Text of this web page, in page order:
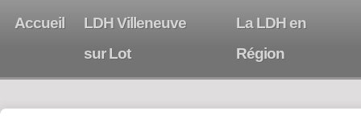
Accueil
LDH Villeneuve
sur Lot
La LDH en
Région